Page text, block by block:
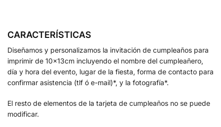
CARACTERÍSTICAS
Diseñamos y personalizamos la invitación de cumpleaños para
imprimir de 10x13cm incluyendo el nombre del cumpleañero,
día y hora del evento, lugar de la fiesta, forma de contacto para
confirmar asistencia (tlf ó e-mail)*, y la fotografía*.
El resto de elementos de la tarjeta de cumpleaños no se puede
modificar.